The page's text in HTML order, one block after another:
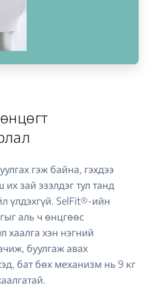
гэж байна, гэхдээ
зай эзэлдэг тул танд
үлдэхгүй. SelFit®-ийн
аль ч өнцгөөс
хаалга хэн нэгний
буулгаж авах
бат бөх механизм нь 9 кг